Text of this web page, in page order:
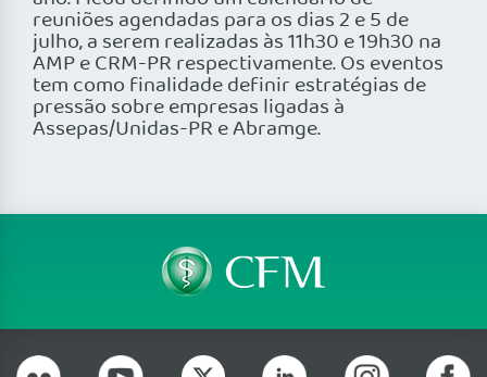
reuniões agendadas para os dias 2 e 5 de
julho, a serem realizadas às 11h30 e 19h30 na
AMP e CRM-PR respectivamente. Os eventos
tem como finalidade definir estratégias de
pressão sobre empresas ligadas à
Assepas/Unidas-PR e Abramge.